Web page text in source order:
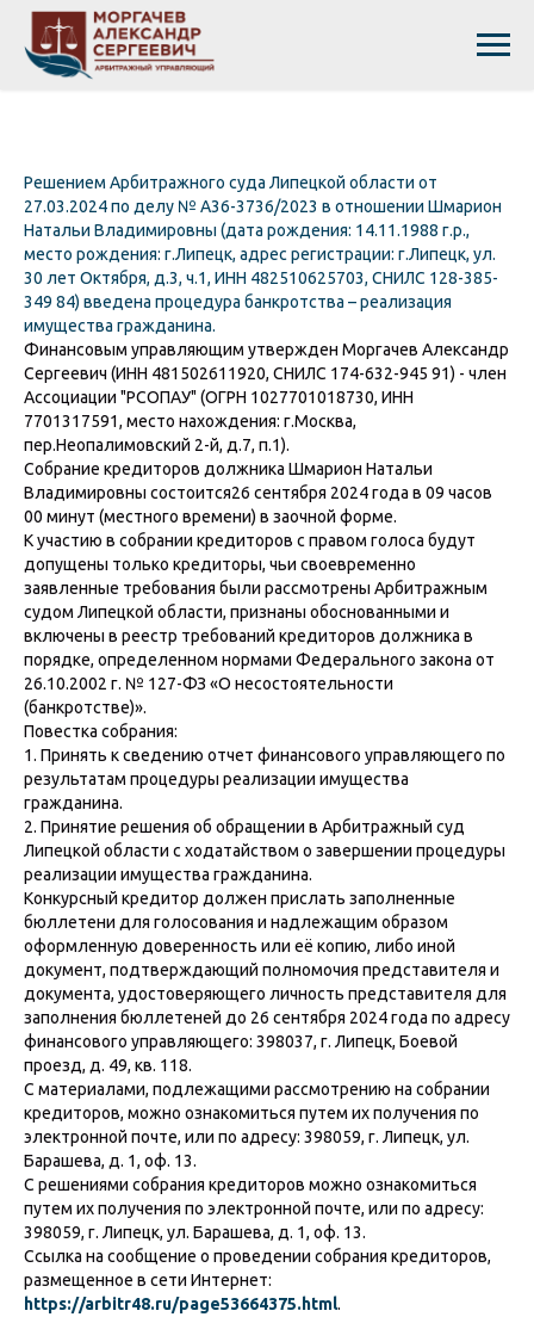
Решением Арбитражного суда Липецкой области от
27.03.2024 по делу № А36-3736/2023 в отношении Шмарион
Натальи Владимировны (дата рождения: 14.11.1988 г.р.,
место рождения: г.Липецк, адрес регистрации: г.Липецк, ул.
30 лет Октября, д.3, ч.1, ИНН 482510625703, СНИЛС 128-385-
349 84) введена процедура банкротства – реализация
имущества гражданина.
Финансовым управляющим утвержден Моргачев Александр
Сергеевич (ИНН 481502611920, СНИЛС 174-632-945 91) - член
Ассоциации "РСОПАУ" (ОГРН 1027701018730, ИНН
7701317591, место нахождения: г.Москва,
пер.Неопалимовский 2-й, д.7, п.1).
Собрание кредиторов должника Шмарион Натальи
Владимировны состоится26 сентября 2024 года в 09 часов
00 минут (местного времени) в заочной форме.
К участию в собрании кредиторов с правом голоса будут
допущены только кредиторы, чьи своевременно
заявленные требования были рассмотрены Арбитражным
судом Липецкой области, признаны обоснованными и
включены в реестр требований кредиторов должника в
порядке, определенном нормами Федерального закона от
26.10.2002 г. № 127-ФЗ «О несостоятельности
(банкротстве)».
Повестка собрания:
1. Принять к сведению отчет финансового управляющего по
результатам процедуры реализации имущества
гражданина.
2. Принятие решения об обращении в Арбитражный суд
Липецкой области с ходатайством о завершении процедуры
реализации имущества гражданина.
Конкурсный кредитор должен прислать заполненные
бюллетени для голосования и надлежащим образом
оформленную доверенность или её копию, либо иной
документ, подтверждающий полномочия представителя и
документа, удостоверяющего личность представителя для
заполнения бюллетеней до 26 сентября 2024 года по адресу
финансового управляющего: 398037, г. Липецк, Боевой
проезд, д. 49, кв. 118.
С материалами, подлежащими рассмотрению на собрании
кредиторов, можно ознакомиться путем их получения по
электронной почте, или по адресу: 398059, г. Липецк, ул.
Барашева, д. 1, оф. 13.
С решениями собрания кредиторов можно ознакомиться
путем их получения по электронной почте, или по адресу:
398059, г. Липецк, ул. Барашева, д. 1, оф. 13.
Ссылка на сообщение о проведении собрания кредиторов,
размещенное в сети Интернет:
https://arbitr48.ru/page53664375.html.